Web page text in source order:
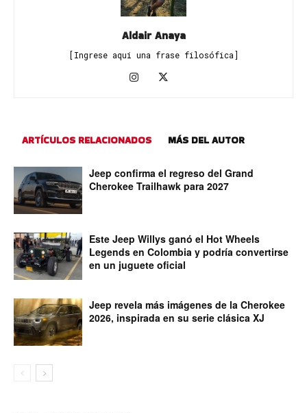
Aldair Anaya
[Ingrese aquí una frase filosófica]
ARTÍCULOS RELACIONADOS MÁS DEL AUTOR
Jeep confirma el regreso del Grand
Cherokee Trailhawk para 2027
Este Jeep Willys ganó el Hot Wheels
Legends en Colombia y podría convertirse
en un juguete oficial
Jeep revela más imágenes de la Cherokee
2026, inspirada en su serie clásica XJ